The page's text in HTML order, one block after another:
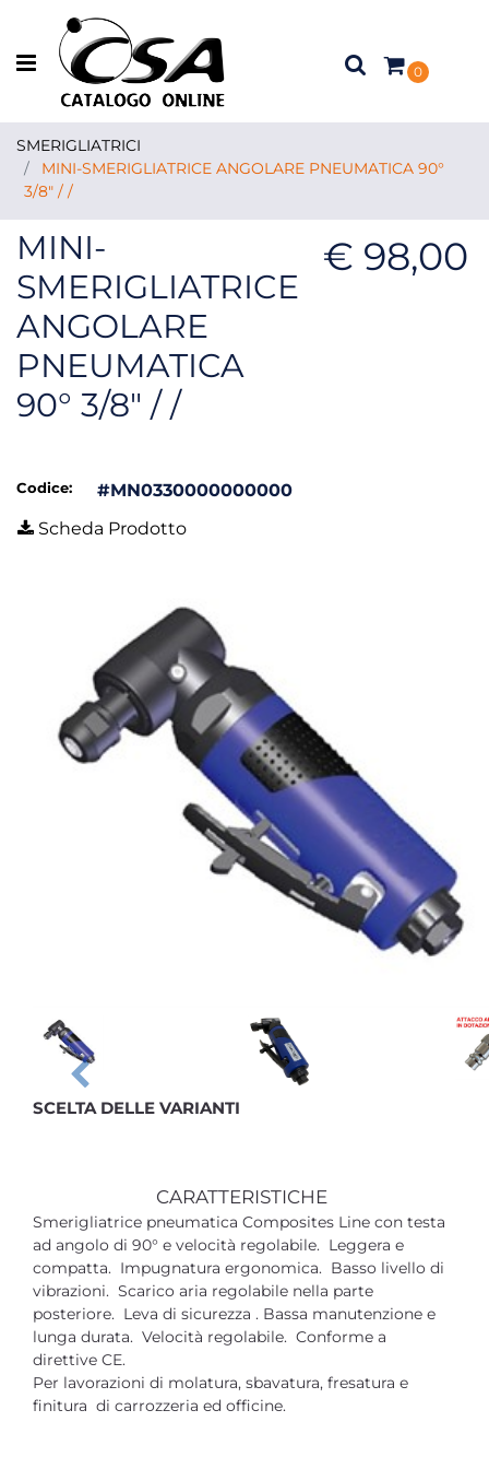
Open menu
0
SMERIGLIATRICI
MINI-SMERIGLIATRICE ANGOLARE PNEUMATICA 90°
3/8" / /
MINI-
SMERIGLIATRICE
ANGOLARE
PNEUMATICA
90° 3/8" / /
€ 98,00
Codice:
#MN0330000000000
Scheda Prodotto
SCELTA DELLE VARIANTI
CARATTERISTICHE
Smerigliatrice pneumatica Composites Line con testa
ad angolo di 90° e velocità regolabile. Leggera e
compatta. Impugnatura ergonomica. Basso livello di
vibrazioni. Scarico aria regolabile nella parte
posteriore. Leva di sicurezza . Bassa manutenzione e
lunga durata. Velocità regolabile. Conforme a
direttive CE.
Per lavorazioni di molatura, sbavatura, fresatura e
finitura di carrozzeria ed officine.